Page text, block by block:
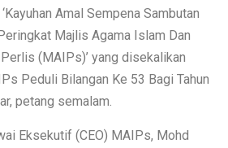
Amal Sempena Sambutan
Majlis Agama Islam Dan
(MAIPs)’ yang disekalikan
Peduli Bilangan Ke 53 Bagi Tahun
petang semalam.
Eksekutif (CEO) MAIPs, Mohd